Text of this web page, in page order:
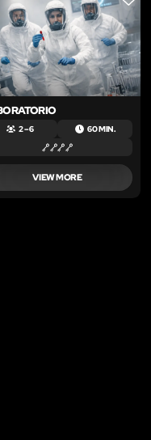
LIKE
2 – 6 60 MIN.
VIEW MORE